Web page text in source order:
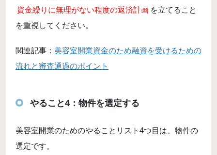
資金繰りに無理がない程度の返済計画 を立てること
を重視してください。
関連記事： 美容室開業資金のため融資を受けるための
流れと審査通過のポイント
やること4：物件を選定する
美容室開業のためのやることリスト4つ目は、物件の
選定です。